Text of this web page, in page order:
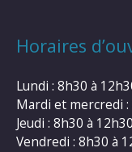
Horaires
Lundi : 8h30 à
Mardi et mercredi :
Jeudi : 8h30 à
Vendredi : 8h30 à